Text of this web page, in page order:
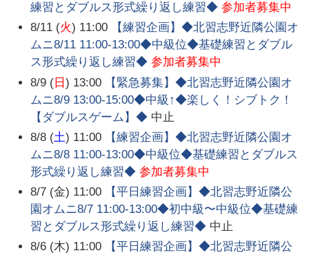
練習とダブルス形式繰り返し練習◆ 参加者募集中
8/11 (火) 11:00
【練習企画】◆北習志野近隣公園オ
ムニ8/11 11:00-13:00◆中級位◆基礎練習とダブル
ス形式繰り返し練習◆ 参加者募集中
8/9 ( 日) 13:00
【緊急募集】◆北習志野近隣公園オ
ムニ8/9 13:00-15:00◆中級↑◆楽しく！シブトク！
【ダブルスゲーム】◆ 中止
8/8 (土) 11:00
【練習企画】◆北習志野近隣公園オ
ムニ8/8 11:00-13:00◆中級位◆基礎練習とダブルス
形式繰り返し練習◆ 参加者募集中
8/7 (金) 11:00
【平日練習企画】◆北習志野近隣公
園オムニ8/7 11:00-13:00◆初中級〜中級位◆基礎練
習とダブルス形式繰り返し練習◆ 中止
8/6 (木) 11:00
【平日練習企画】◆北習志野近隣公